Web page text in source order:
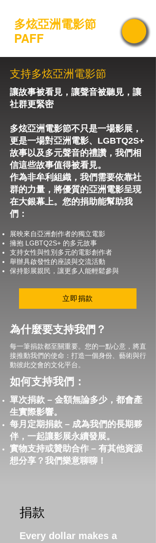
多炫亞洲電影節
PAFF
支持多炫亞洲電影節
讓故事被看見，讓聲音被聽見，讓
社群更緊密
多炫亞洲電影節不只是一場影展，
更是一場對亞洲電影、LGBTQ2S+
故事以及多元聲音的禮讚，我們相
信這些故事值得被看見。
作為非牟利組織，我們需要依靠社
群的力量，將優質的亞洲電影呈現
在大銀幕上。您的捐助能幫助我
們：
展映來自亞洲創作者的獨立電影
擁抱 LGBTQ2S+ 的多元故事
支持女性與性別多元的電影創作者
舉辦具啟發性的座談與交流活動
保持影展親民，讓更多人能輕鬆參與
立即捐款
為什麼要支持我們？
每一筆捐款都至關重要。您的一點心意，將直
接推動我們的使命：打造一個身份、藝術與行
動彼此交會的文化平台。
如何支持我們：
單次捐款 – 金額無論多少，都會產
生實際影響。
每月定期捐款 – 成為我們的長期夥
伴，一起讓影展永續發展。
實物支持或贊助合作 – 有其他資源
想分享？我們樂意聊聊！
捐款
Every dollar makes a